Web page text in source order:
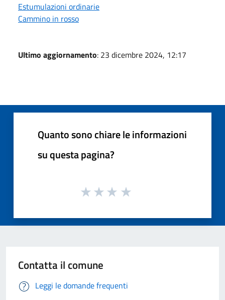
Estumulazioni ordinarie
Cammino in rosso
Ultimo aggiornamento: 23 dicembre 2024, 12:17
Quanto sono chiare le informazioni
su questa pagina?
Contatta il comune
Leggi le domande frequenti